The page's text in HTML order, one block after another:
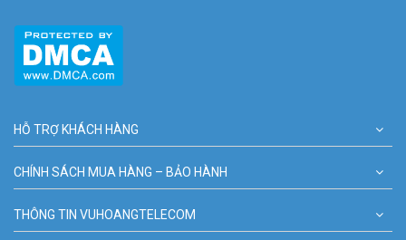
HỖ TRỢ KHÁCH HÀNG
CHÍNH SÁCH MUA HÀNG – BẢO HÀNH
THÔNG TIN VUHOANGTELECOM